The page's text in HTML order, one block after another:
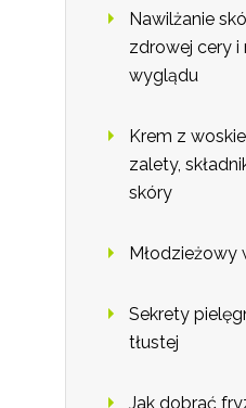
Nawilżanie
zdrowej cery i
wyglądu
Krem z
zalety,
skóry
Młodzieżowy
Sekrety
tłustej
Jak dobrać